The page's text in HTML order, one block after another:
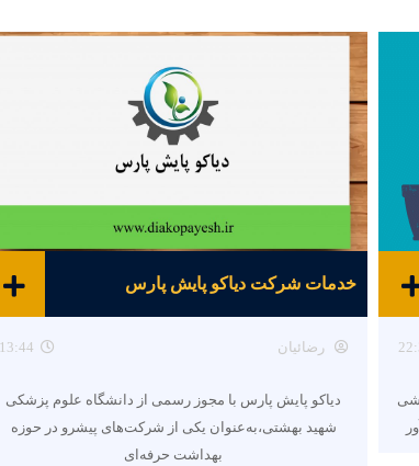
خدمات شرکت دیاکو پایش پارس
رضائیان 13:44
دیاکو پایش پارس با مجوز رسمی از دانشگاه علوم پزشکی
شهید بهشتی،به‌عنوان یکی از شرکت‌های پیشرو در حوزه
بهداشت حرفه‌ای